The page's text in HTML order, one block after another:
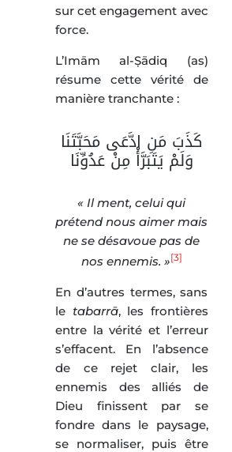
sur cet engagement avec
force.
L’Imām al-Ṣādiq (as)
résume cette vérité de
manière tranchante :
كَذَبَ مَنِ ادَّعَى مَحَبَّتَنَا
وَلَمْ يَتَبَرَّأْ مِنْ عَدُوِّنَا
« Il ment, celui qui
prétend nous aimer mais
ne se désavoue pas de
nos ennemis. »[3]
En d’autres termes, sans
le tabarrā, les frontières
entre la vérité et l’erreur
s’effacent. En l’absence
de ce rejet clair, les
ennemis des alliés de
Dieu finissent par se
fondre dans le paysage,
se normaliser, puis être